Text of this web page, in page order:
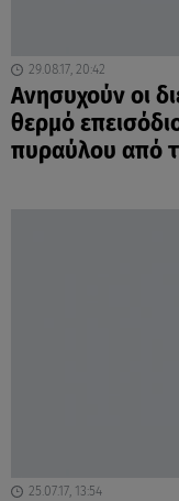
29.08.17, 20:42
Ανησυχούν οι
θερμό
πυραύλου από
25.07.17, 13:54